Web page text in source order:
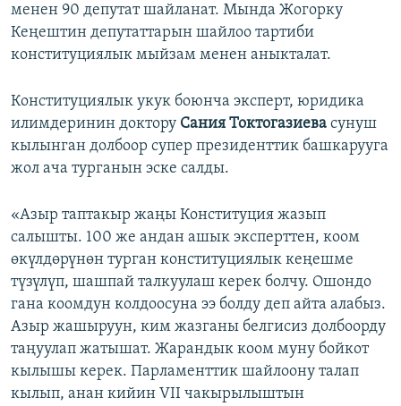
менен 90 депутат шайланат. Мында Жогорку
Кеңештин депутаттарын шайлоо тартиби
конституциялык мыйзам менен аныкталат.
Конституциялык укук боюнча эксперт, юридика
илимдеринин доктору Сания Токтогазиева сунуш
кылынган долбоор супер президенттик башкарууга
жол ача турганын эске салды.
«Азыр таптакыр жаңы Конституция жазып
салышты. 100 же андан ашык эксперттен, коом
өкүлдөрүнөн турган конституциялык кеңешме
түзүлүп, шашпай талкуулаш керек болчу. Ошондо
гана коомдун колдоосуна ээ болду деп айта алабыз.
Азыр жашыруун, ким жазганы белгисиз долбоорду
таңуулап жатышат. Жарандык коом муну бойкот
кылышы керек. Парламенттик шайлоону талап
кылып, анан кийин VII чакырылыштын